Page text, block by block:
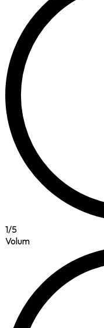
1/5
Volum